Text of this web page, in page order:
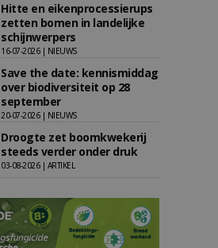
Hitte en eikenprocessierups
zetten bomen in landelijke
schijnwerpers
16-07-2026 | NIEUWS
Save the date: kennismiddag
over biodiversiteit op 28
september
20-07-2026 | NIEUWS
Droogte zet boomkwekerij
steeds verder onder druk
03-08-2026 | ARTIKEL